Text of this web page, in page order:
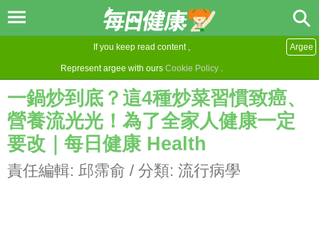
If you keep read content ,
Represent argee with ours Cookie Policy .
Argee
一鍋炒到底？這4種炒菜習慣致癌、
營養流光光！為了全家人健康一定
要改｜每日健康 Health
責任編輯: 邱霈俞 / 分類: 流行病學